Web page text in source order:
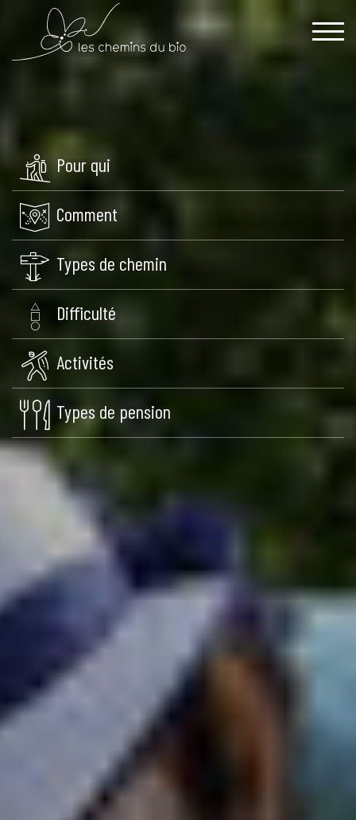
Pour qui
Comment
Types de chemin
Difficulté
Activités
Types de pension